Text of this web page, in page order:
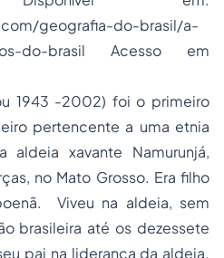
geografia-do-brasil/a-
do-brasil Acesso em
1943 -2002) foi o primeiro
pertencente a uma etnia
aldeia xavante Namurunjá,
no Mato Grosso. Era filho
Viveu na aldeia, sem
brasileira até os dezessete
pai na liderança da aldeia.